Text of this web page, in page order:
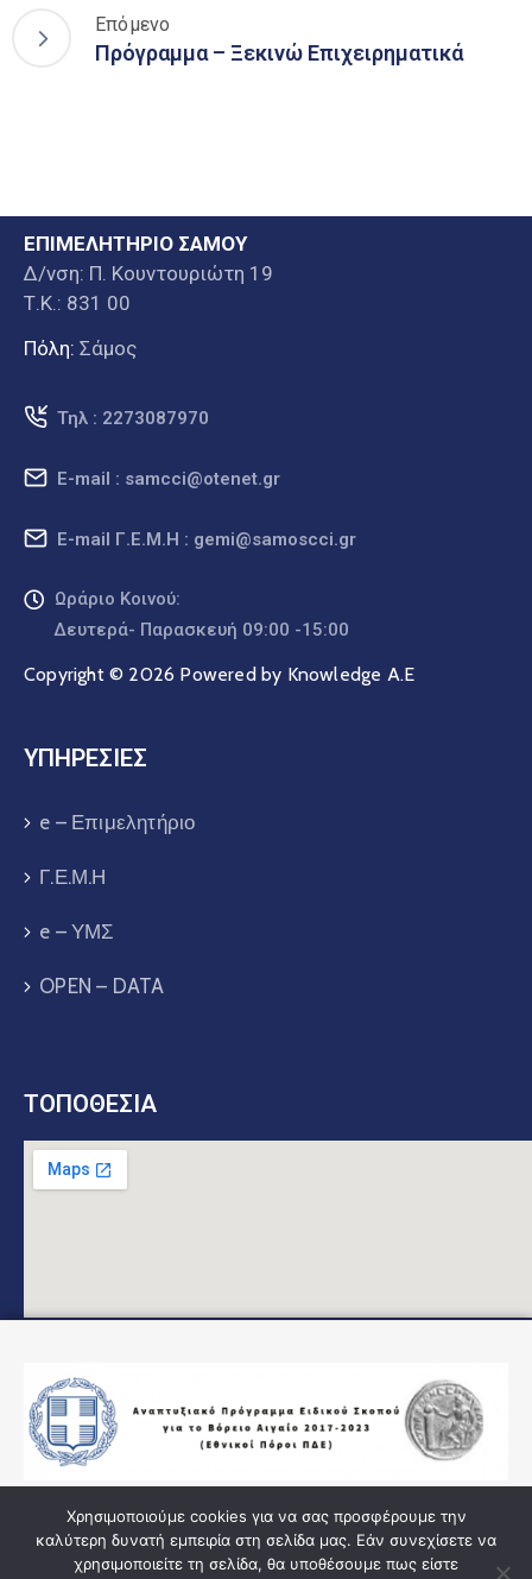
Επόμενο
Πρόγραμμα – Ξεκινώ Επιχειρηματικά
ΕΠΙΜΕΛΗΤΗΡΙΟ ΣΑΜΟΥ
Δ/νση: Π. Κουντουριώτη 19
Τ.Κ.: 831 00
Πόλη: Σάμος
Τηλ : 2273087970
E-mail : samcci@otenet.gr
E-mail Γ.Ε.Μ.Η : gemi@samoscci.gr
Ωράριο Κοινού:
Δευτερά- Παρασκευή 09:00 -15:00
Copyright © 2026 Powered by Knowledge A.E
ΥΠΗΡΕΣΙΕΣ
e – Επιμελητήριο
Γ.Ε.Μ.Η
e – ΥΜΣ
OPEN – DATA
ΤΟΠΟΘΕΣΙΑ
Χρησιμοποιούμε cookies για να σας προσφέρουμε την
καλύτερη δυνατή εμπειρία στη σελίδα μας. Εάν συνεχίσετε να
χρησιμοποιείτε τη σελίδα, θα υποθέσουμε πως είστε